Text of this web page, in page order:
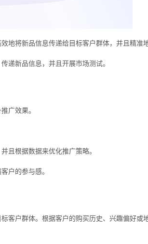
地将新品信息传递给目标客户群体，并且精准
递新品信息，并且开展市场测试。
广效果。
且根据数据来优化推广策略。
户的参与感。
客户群体。根据客户的购买历史、兴趣偏好或